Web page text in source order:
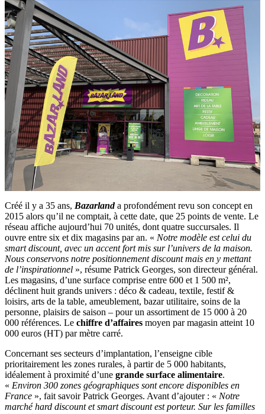
Créé il y a 35 ans, Bazarlanda profondément revu son concept en
2015 alors qu’il ne comptait, à cette date, que 25 points de vente. Le
réseau affiche aujourd’hui 70 unités, dont quatre succursales. Il
ouvre entre six et dix magasins par an. « Notre modèle est celui du
smart discount, avec un accent fort mis sur l’univers de la maison.
Nous conservons notre positionnement discount mais en y mettant
de l’inspirationnel », résume Patrick Georges, son directeur général.
Les magasins, d’une surface comprise entre 600 et 1 500 m²,
déclinent huit grands univers : déco & cadeau, textile, festif &
loisirs, arts de la table, ameublement, bazar utilitaire, soins de la
personne, plaisirs de saison – pour un assortiment de 15 000 à 20
000 références. Le chiffre d’affaires moyen par magasin atteint 10
000 euros (HT) par mètre carré.
Concernant ses secteurs d’implantation, l’enseigne cible
prioritairement les zones rurales, à partir de 5 000 habitants,
idéalement à proximité d’une grande surface alimentaire.
« Environ 300 zones géographiques sont encore disponibles en
France », fait savoir Patrick Georges. Avant d’ajouter : « Notre
marché hard discount et smart discount est porteur. Sur les familles